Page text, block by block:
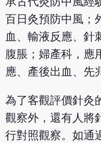
百日灸預防中風；
血、輸液反應、針
腹脹；婦產科，應
應、產後出血、先
為了客觀評價針灸
觀察外，還有人將
行對照觀察。如通